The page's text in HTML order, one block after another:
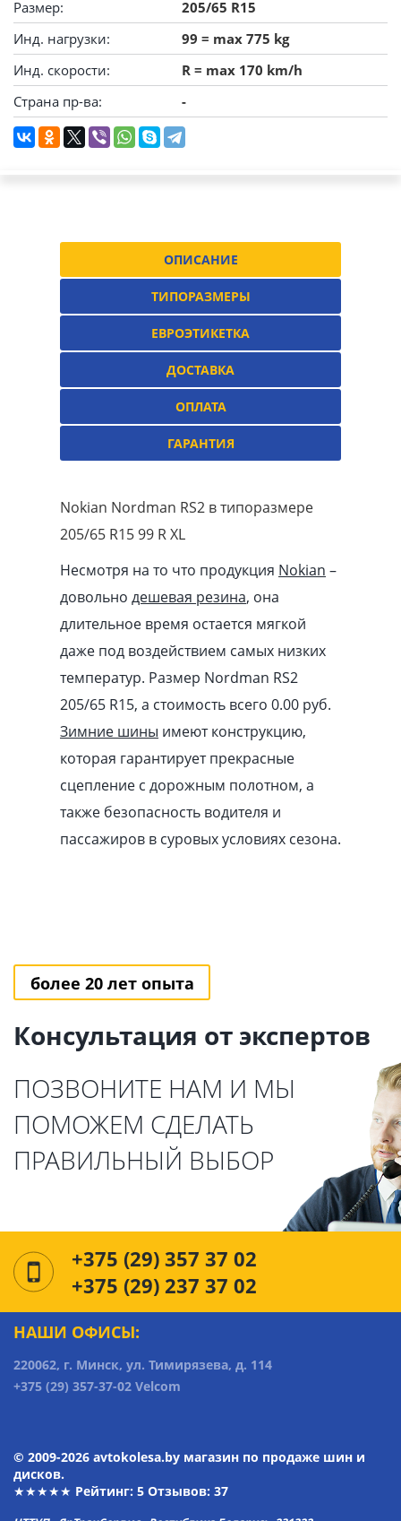
Размер:
205/65 R15
Инд. нагрузки:
99 = max 775 kg
Инд. скорости:
R = max 170 km/h
Страна пр-ва:
-
ОПИСАНИЕ
ТИПОРАЗМЕРЫ
ЕВРОЭТИКЕТКА
ДОСТАВКА
ОПЛАТА
ГАРАНТИЯ
Nokian Nordman RS2 в типоразмере
205/65 R15 99 R XL
Несмотря на то что продукция Nokian –
довольно дешевая резина, она
длительное время остается мягкой
даже под воздействием самых низких
температур. Размер Nordman RS2
205/65 R15, а стоимость всего 0.00 pуб.
Зимние шины имеют конструкцию,
которая гарантирует прекрасные
сцепление с дорожным полотном, а
также безопасность водителя и
пассажиров в суровых условиях сезона.
более 20 лет опыта
Консультация от экспертов
ПОЗВОНИТЕ НАМ И МЫ
ПОМОЖЕМ СДЕЛАТЬ
ПРАВИЛЬНЫЙ ВЫБОР
+375 (29) 357 37 02
+375 (29) 237 37 02
НАШИ ОФИСЫ:
220062, г. Минск, ул. Тимирязева, д. 114
+375 (29) 357-37-02 Velcom
© 2009-2026 avtokolesa.by магазин по продаже шин и
дисков.
★★★★★ Рейтинг: 5 Отзывов: 37